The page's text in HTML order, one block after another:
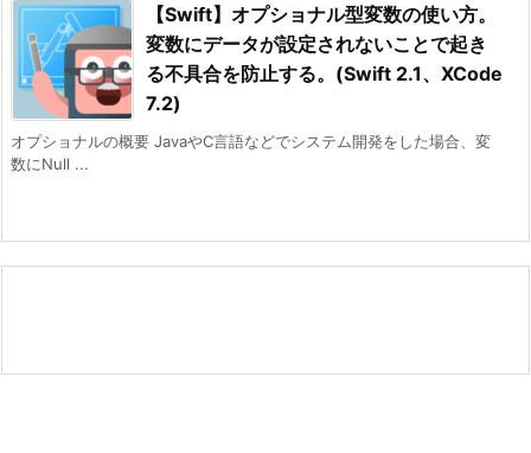
【Swift】オプショナル型変数の使い方。
変数にデータが設定されないことで起き
る不具合を防止する。(Swift 2.1、XCode
7.2)
オプショナルの概要 JavaやC言語などでシステム開発をした場合、変
数にNull ...